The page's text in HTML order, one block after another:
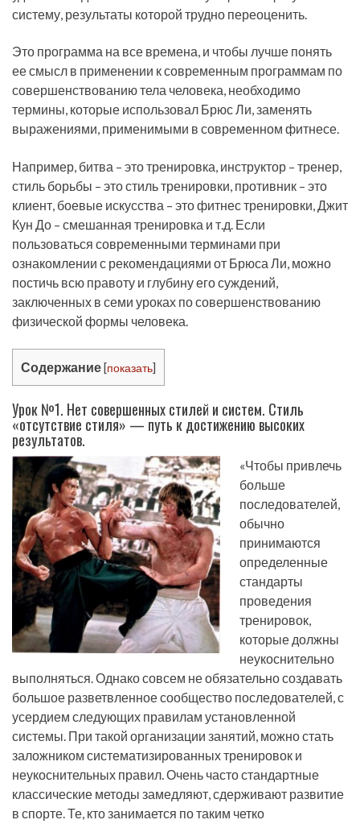
систему, результаты которой трудно переоценить.
Это программа на все времена, и чтобы лучше понять
ее смысл в применении к современным программам по
совершенствованию тела человека, необходимо
термины, которые использовал Брюс Ли, заменять
выражениями, применимыми в современном фитнесе.
Например, битва – это тренировка, инструктор – тренер,
стиль борьбы – это стиль тренировки, противник – это
клиент, боевые искусства – это фитнес тренировки, Джит
Кун До – смешанная тренировка и т.д. Если
пользоваться современными терминами при
ознакомлении с рекомендациями от Брюса Ли, можно
постичь всю правоту и глубину его суждений,
заключенных в семи уроках по совершенствованию
физической формы человека.
Содержание [показать]
Урок №1. Нет совершенных стилей и систем. Стиль
«отсутствие стиля» — путь к достижению высоких
результатов.
«Чтобы привлечь
больше
последователей,
обычно
принимаются
определенные
стандарты
проведения
тренировок,
которые должны
неукоснительно
выполняться. Однако совсем не обязательно создавать
большое разветвленное сообщество последователей, с
усердием следующих правилам установленной
системы. При такой организации занятий, можно стать
заложником систематизированных тренировок и
неукоснительных правил. Очень часто стандартные
классические методы замедляют, сдерживают развитие
в спорте. Те, кто занимается по таким четко